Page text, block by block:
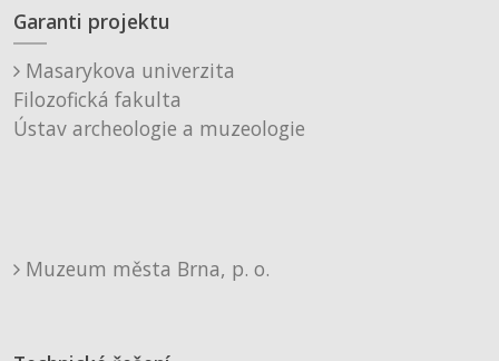
Garanti projektu
Masarykova univerzita
Filozofická fakulta
Ústav archeologie a muzeologie
Muzeum města Brna, p. o.